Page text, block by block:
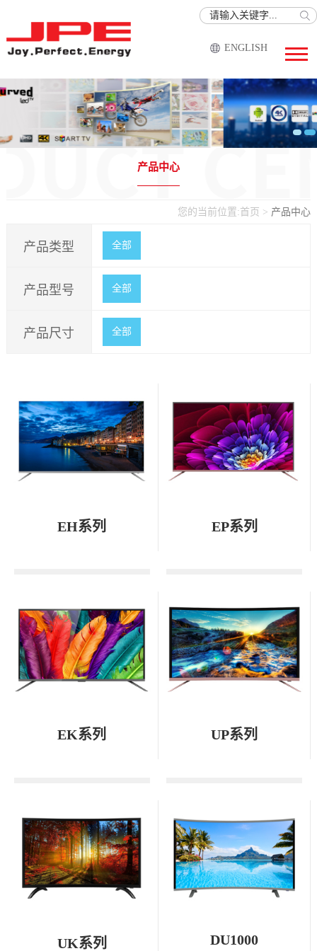
ENGLISH
1
产品中心
您的当前位置:首页 > 产品中心
产品类型 全部
产品型号 全部
产品尺寸 全部
EH系列 EP系列
EK系列 UP系列
UK系列 DU1000